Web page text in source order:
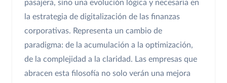
pasajera, sino una evolución lógica y necesaria en
la estrategia de digitalización de las finanzas
corporativas. Representa un cambio de
paradigma: de la acumulación a la optimización,
de la complejidad a la claridad. Las empresas que
abracen esta filosofía no solo verán una mejora